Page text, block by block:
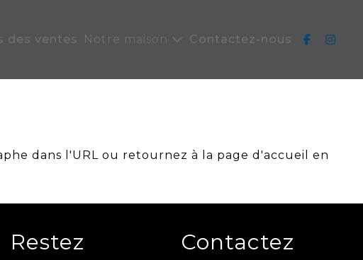
des ventes Notre maison Contactez-nous
dans l'URL ou retournez à la page d'accueil en
Restez
Contactez